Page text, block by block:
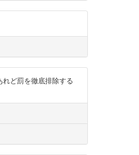
ど罰を徹底排除する